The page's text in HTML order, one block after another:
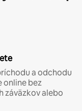
a odchodu
online bez
záväzkov alebo